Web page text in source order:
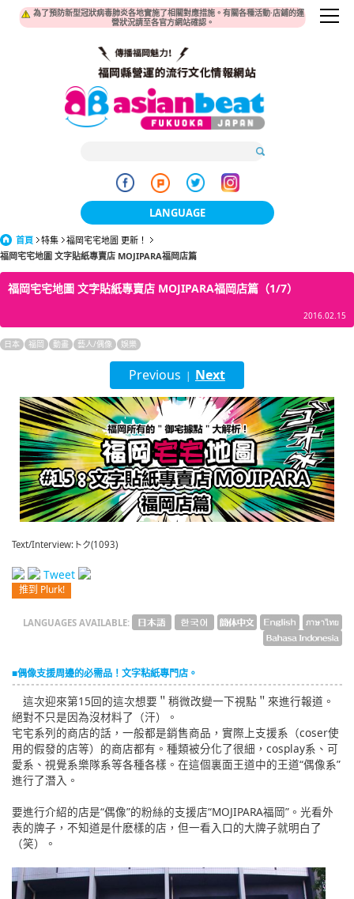
為了預防新型冠狀病毒肺炎各地實施了相關對應措施。有關各種活動·店鋪的運
營狀況請至各官方網站確認。
LANGUAGE
한국어
English
ภาษาไทย
tiéng Viêt
Bahasa Indonesia
首頁 特集
福岡宅宅地圖 更新！
福岡宅宅地圖 文字貼紙專賣店 MOJIPARA福岡店篇
福岡宅宅地圖 文字貼紙專賣店 MOJIPARA福岡店篇（1/7）
2016.02.15
日本 福岡 動畫 藝人/偶像 娛樂
Previous | Next
Text/Interview:トク(1093)
Tweet
推到 Plurk!
LANGUAGES AVAILABLE:
■偶像支援周邊的必需品！文字粘紙專門店。
這次迎來第15回的這次想要＂稍微改變一下視點＂來進行報道。
絕對不只是因為沒材料了（汗）。
宅宅系列的商店的話，一般都是銷售商品，實際上支援系（coser使
用的假發的店等）的商店都有。種類被分化了很細，cosplay系、可
愛系、視覺系樂隊系等各種各樣。在這個裏面王道中的王道“偶像系”
進行了潛入。
要進行介紹的店是“偶像”的粉絲的支援店“MOJIPARA福岡”。光看外
表的牌子，不知道是什麽樣的店，但一看入口的大牌子就明白了
（笑）。